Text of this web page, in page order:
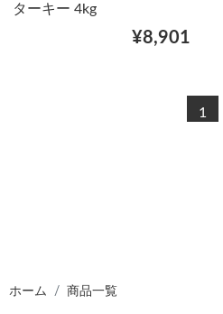
ターキー 4kg
¥8,901
1
ホーム 商品一覧